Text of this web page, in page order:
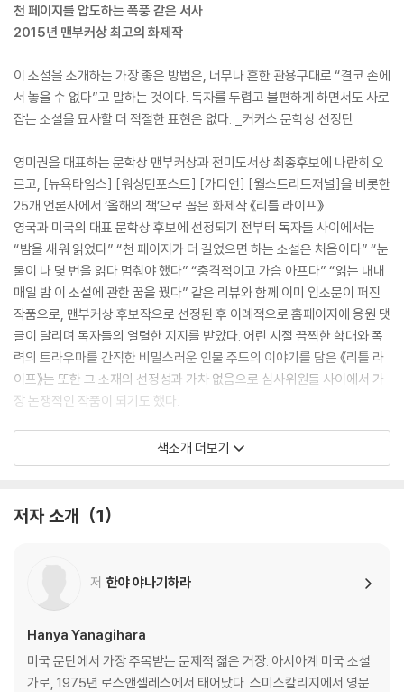
천 페이지를 압도하는 폭풍 같은 서사
2015년 맨부커상 최고의 화제작
이 소설을 소개하는 가장 좋은 방법은, 너무나 흔한 관용구대로 “결코 손에
서 놓을 수 없다”고 말하는 것이다. 독자를 두렵고 불편하게 하면서도 사로
잡는 소설을 묘사할 더 적절한 표현은 없다. _커커스 문학상 선정단
영미권을 대표하는 문학상 맨부커상과 전미도서상 최종후보에 나란히 오
르고, [뉴욕타임스] [워싱턴포스트] [가디언] [월스트리트저널]을 비롯한
25개 언론사에서 ‘올해의 책’으로 꼽은 화제작 《리틀 라이프》.
영국과 미국의 대표 문학상 후보에 선정되기 전부터 독자들 사이에서는
“밤을 새워 읽었다” “천 페이지가 더 길었으면 하는 소설은 처음이다” “눈
물이 나 몇 번을 읽다 멈춰야 했다” “충격적이고 가슴 아프다” “읽는 내내
매일 밤 이 소설에 관한 꿈을 꿨다” 같은 리뷰와 함께 이미 입소문이 퍼진
작품으로, 맨부커상 후보작으로 선정된 후 이례적으로 홈페이지에 응원 댓
글이 달리며 독자들의 열렬한 지지를 받았다. 어린 시절 끔찍한 학대와 폭
력의 트라우마를 간직한 비밀스러운 인물 주드의 이야기를 담은 《리틀 라
이프》는 또한 그 소재의 선정성과 가차 없음으로 심사위원들 사이에서 가
장 논쟁적인 작품이 되기도 했다.
현대 소설로는 드물게 요약본과 해설서가 등장하고, 서평 사이트 ‘굿리
즈’에 4만 명이 넘는 독자들이 별점 4점 이상의 평점을 남기고 있으며, 영
은 지금도 여전히 독자들의 가슴에 큰 반향을 일으키고 있다.
"St. Louis Post-Dispatch" "The Guardian" "O, The Oprah Magaz
ine " Slate "Newsday " Buzzfeed "The Economist " "Newsweek
" "People " "Kansas City Star" Shelf Awareness "Time Out New
책소개 더보기
저자 소개 1
저 한야 야나기하라
Hanya Yanagihara
미국 문단에서 가장 주목받는 문제적 젊은 거장. 아시아계 미국 소설
가로, 1975년 로스앤젤레스에서 태어났다. 스미스칼리지에서 영문